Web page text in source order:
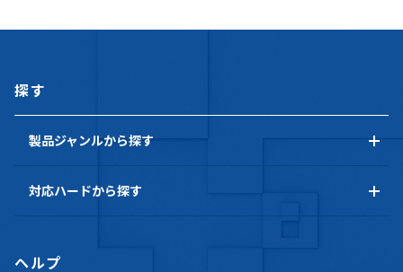
探す
製品ジャンルから探す
対応ハードから探す
ヘルプ